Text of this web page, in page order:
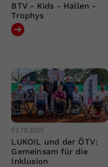
BTV - Kids - Hallen -
Trophys
02.10.2025
LUKOIL und der ÖTV:
Gemeinsam für die
Inklusion